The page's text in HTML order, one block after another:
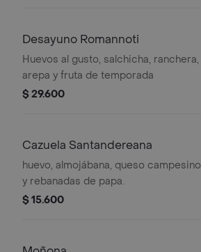
Desayuno Romannoti
Huevos al gusto, salchicha, ranchera,
arepa y fruta de temporada
$ 29.600
Cazuela Santandereana
huevo, almojábana, queso campesino
y rebanadas de papa.
$ 15.600